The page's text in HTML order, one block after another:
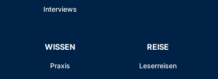
Interviews
WISSEN
Praxis
REISE
Leserreisen